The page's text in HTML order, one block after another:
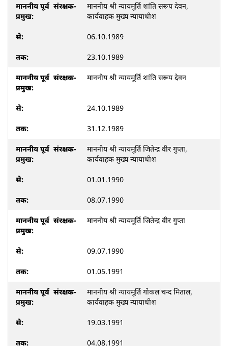
माननीय श्री न्यायमूर्ति शांति सरूप देवन,
कार्यवाहक मुख्य न्यायाधीश
06.10.1989
23.10.1989
माननीय श्री न्यायमूर्ति शांति सरूप देवन
24.10.1989
31.12.1989
माननीय श्री न्यायमूर्ति जितेन्द्र वीर गुप्ता,
कार्यवाहक मुख्य न्यायाधीश
01.01.1990
08.07.1990
माननीय श्री न्यायमूर्ति जितेन्द्र वीर गुप्ता
09.07.1990
01.05.1991
माननीय श्री न्यायमूर्ति गोकल चन्द मिताल,
कार्यवाहक मुख्य न्यायाधीश
19.03.1991
04.08.1991